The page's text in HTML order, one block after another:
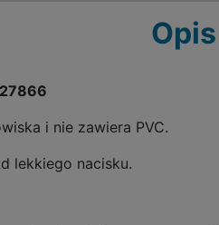
i nie zawiera PVC.
lekkiego nacisku.